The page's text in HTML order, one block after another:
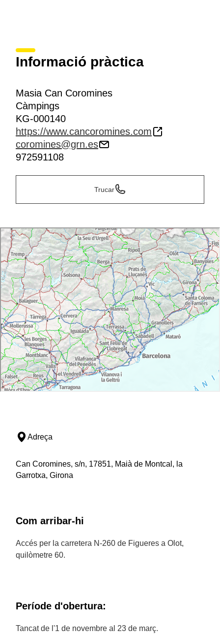
Informació pràctica
Masia Can Coromines
Càmpings
KG-000140
https://www.cancoromines.com
coromines@grn.es
972591108
Trucar
Adreça
Can Coromines, s/n, 17851, Maià de Montcal, la
Garrotxa, Girona
Com arribar-hi
Accés per la carretera N-260 de Figueres a Olot,
quilòmetre 60.
Període d'obertura:
Tancat de l'1 de novembre al 23 de març.